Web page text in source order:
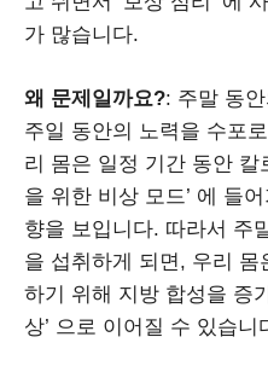
가 많습니다.
왜 문제일까요?: 주말 동
주일 동안의 노력을 수포
리 몸은 일정 기간 동안 칼
을 위한 비상 모드’ 에 들
향을 보입니다. 따라서 주
을 섭취하게 되면, 우리 몸
하기 위해 지방 합성을 증
상’ 으로 이어질 수 있습니